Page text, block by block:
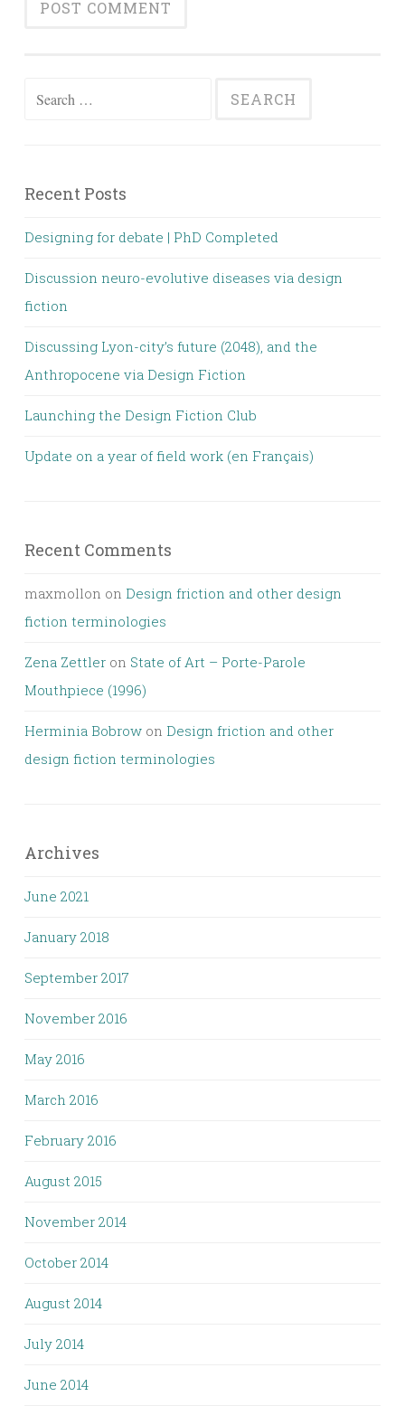
Search for:
Recent Posts
Designing for debate | PhD Completed
Discussion neuro-evolutive diseases via design
fiction
Discussing Lyon-city’s future (2048), and the
Anthropocene via Design Fiction
Launching the Design Fiction Club
Update on a year of field work (en Français)
Recent Comments
maxmollon on Design friction and other design
fiction terminologies
Zena Zettler on State of Art – Porte-Parole
Mouthpiece (1996)
Herminia Bobrow on Design friction and other
design fiction terminologies
Archives
June 2021
January 2018
September 2017
November 2016
May 2016
March 2016
February 2016
August 2015
November 2014
October 2014
August 2014
July 2014
June 2014